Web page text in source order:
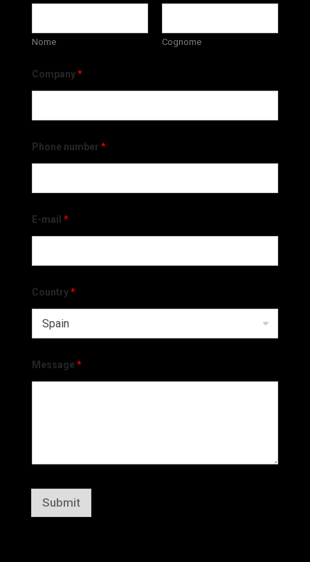
Nome Cognome
Company*
Phone number *
E-mail *
Country*
Message *
Submit